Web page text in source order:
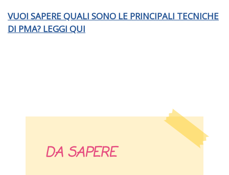
VUOI SAPERE QUALI SONO LE PRINCIPALI TECNICHE
DI PMA? LEGGI QUI
DA SAPERE